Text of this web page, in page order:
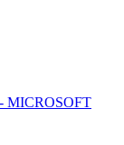
MICROSOFT